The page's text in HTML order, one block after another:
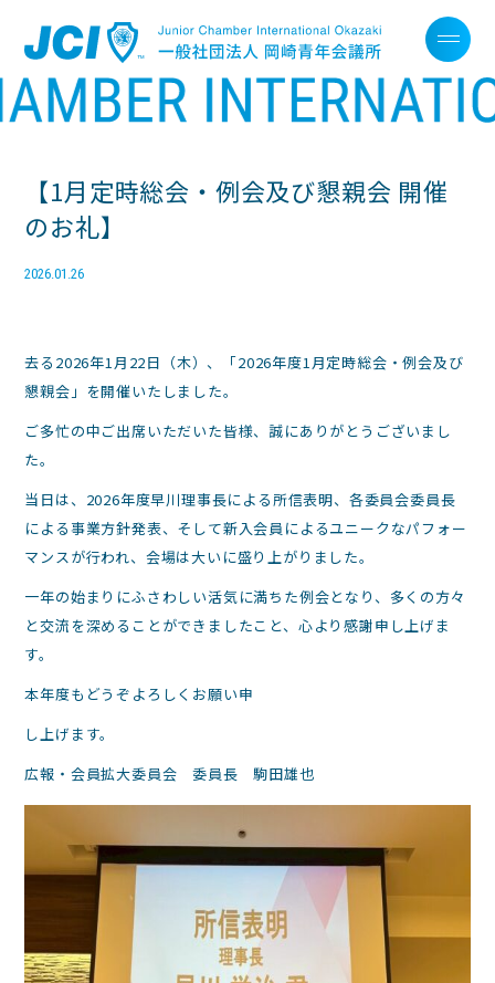
【1月定時総会・例会及び懇親会 開催
のお礼】
2026.01.26
去る2026年1月22日（木）、「2026年度1月定時総会・例会及び
懇親会」を開催いたしました。
ご多忙の中ご出席いただいた皆様、誠にありがとうございまし
た。
当日は、2026年度早川理事長による所信表明、各委員会委員長
による事業方針発表、そして新入会員によるユニークなパフォー
マンスが行われ、会場は大いに盛り上がりました。
一年の始まりにふさわしい活気に満ちた例会となり、多くの方々
と交流を深めることができましたこと、心より感謝申し上げま
す。
本年度もどうぞよろしくお願い申
し上げます。
広報・会員拡大委員会 委員長 駒田雄也